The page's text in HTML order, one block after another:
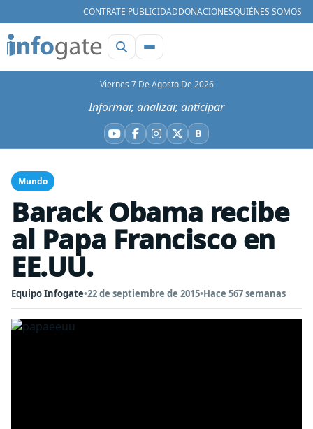
CONTRATE PUBLICIDADDONACIONESQUIÉNES SOMOS
Viernes 7 De Agosto De 2026
Informar, analizar, anticipar
YouTube
Facebook
Instagram
X BBluesky
Mundo
Barack Obama recibe
al Papa Francisco en
EE.UU.
Equipo Infogate•22 de septiembre de 2015•Hace 567 semanas